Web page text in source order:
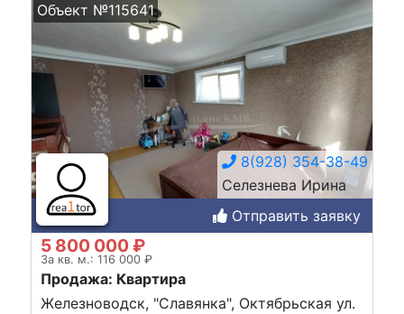
Объект №115641
8(928) 354-38-49
Селезнева Ирина
Отправить заявку
5 800 000 ₽
За кв. м.: 116 000 ₽
Продажа: Квартира
Железноводск, "Славянка", Октябрьская ул.